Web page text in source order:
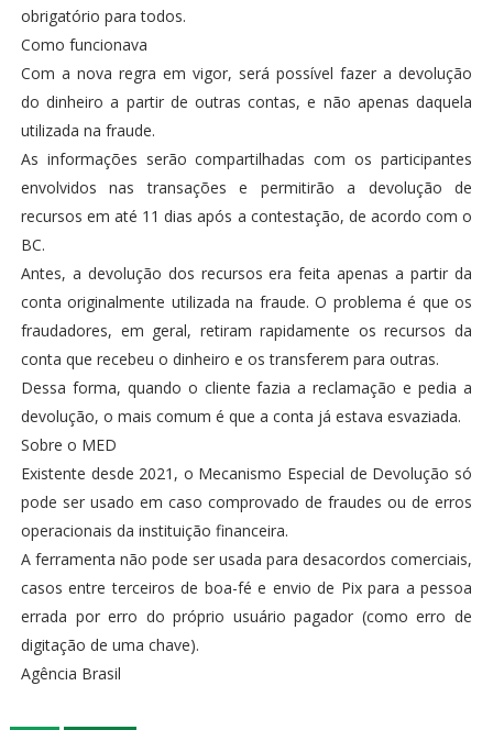
obrigatório para todos.
Como funcionava
Com a nova regra em vigor, será possível fazer a devolução
do dinheiro a partir de outras contas, e não apenas daquela
utilizada na fraude.
As informações serão compartilhadas com os participantes
envolvidos nas transações e permitirão a devolução de
recursos em até 11 dias após a contestação, de acordo com o
BC.
Antes, a devolução dos recursos era feita apenas a partir da
conta originalmente utilizada na fraude. O problema é que os
fraudadores, em geral, retiram rapidamente os recursos da
conta que recebeu o dinheiro e os transferem para outras.
Dessa forma, quando o cliente fazia a reclamação e pedia a
devolução, o mais comum é que a conta já estava esvaziada.
Sobre o MED
Existente desde 2021, o Mecanismo Especial de Devolução só
pode ser usado em caso comprovado de fraudes ou de erros
operacionais da instituição financeira.
A ferramenta não pode ser usada para desacordos comerciais,
casos entre terceiros de boa-fé e envio de Pix para a pessoa
errada por erro do próprio usuário pagador (como erro de
digitação de uma chave).
Agência Brasil